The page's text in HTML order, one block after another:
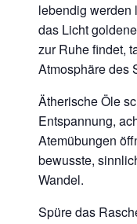
lebendig werden
das Licht
zur Ruhe findet,
Atmosphäre des
Ätherische Öle
Entspannung,
Atemübungen
bewusste,
Wandel.
Spüre das